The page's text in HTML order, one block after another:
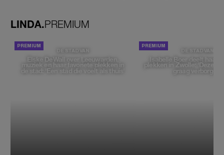
LINDA.PREMIUM
DE STAD VAN
Elske DeWall over Leeuwarden,
muziek en haar favoriete plekken in
de stad: 'Een stad die voelt als thuis'
DE STAD VAN
Isabelle Boer deelt haar
plekken in Zwolle: 'Deze
graag verborgen'